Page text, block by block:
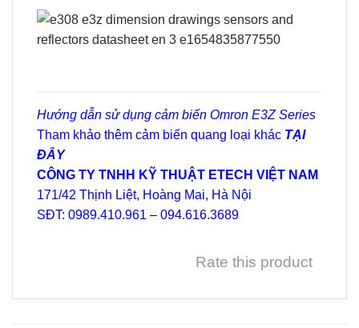
Hướng dẫn sử dụng cảm biến Omron E3Z Series
Tham khảo thêm cảm biến quang loại khác TẠI
ĐÂY
CÔNG TY TNHH KỸ THUẬT ETECH VIỆT NAM
171/42 Thịnh Liệt, Hoàng Mai, Hà Nội
SĐT: 0989.410.961 – 094.616.3689
Rate this product